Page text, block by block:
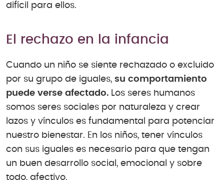
difícil para ellos.
El rechazo en la infancia
Cuando un niño se siente rechazado o excluido
por su grupo de iguales, su comportamiento
puede verse afectado. Los seres humanos
somos seres sociales por naturaleza y crear
lazos y vínculos es fundamental para potenciar
nuestro bienestar. En los niños, tener vínculos
con sus iguales es necesario para que tengan
un buen desarrollo social, emocional y sobre
todo, afectivo.